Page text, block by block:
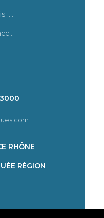
Immersion aux États-Unis : les destinations dans une famille d’accueil
Immersion en famille d’accueil à Los Angeles : un été unique
RHÔNE
RÉGION